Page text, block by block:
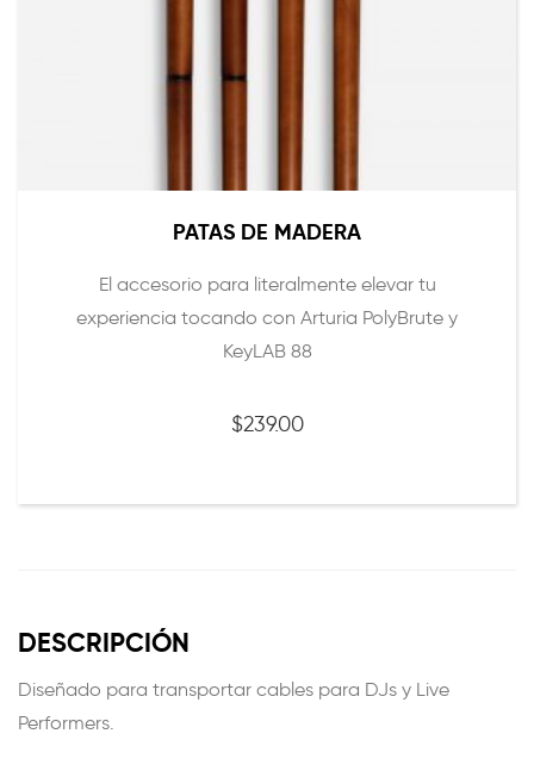
PATAS DE MADERA
El accesorio para literalmente elevar tu
experiencia tocando con Arturia PolyBrute y
KeyLAB 88
$239.00
DESCRIPCIÓN
Diseñado para transportar cables para DJs y Live
Performers.